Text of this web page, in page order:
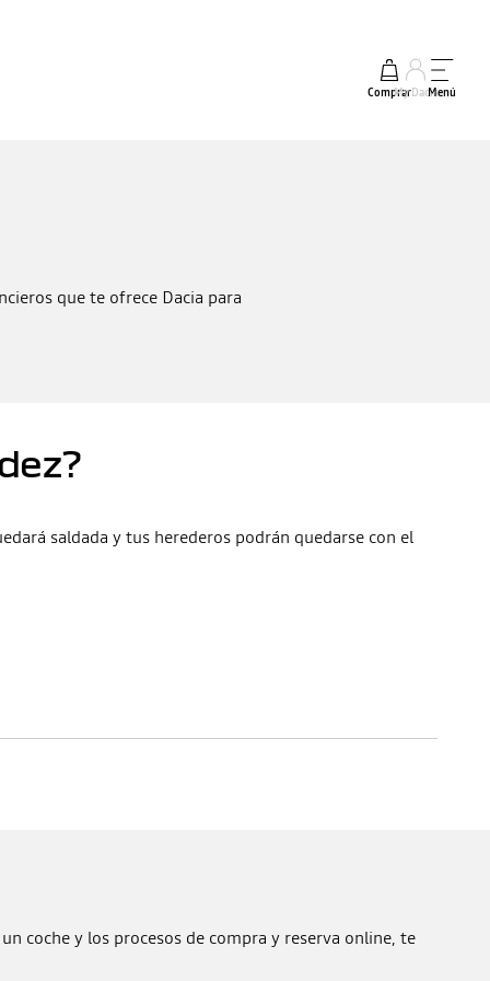
ComprarMy DaciaMenú
que te ofrece Dacia para
saldada y tus herederos podrán quedarse con el
coche y los procesos de compra y reserva online, te